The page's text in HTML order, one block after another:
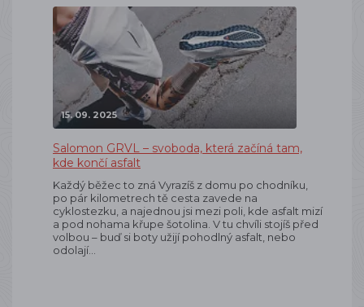
15. 09. 2025
Salomon GRVL – svoboda, která začíná tam,
kde končí asfalt
Každý běžec to zná Vyrazíš z domu po chodníku,
po pár kilometrech tě cesta zavede na
cyklostezku, a najednou jsi mezi poli, kde asfalt mizí
a pod nohama křupe šotolina. V tu chvíli stojíš před
volbou – buď si boty užijí pohodlný asfalt, nebo
odolají…